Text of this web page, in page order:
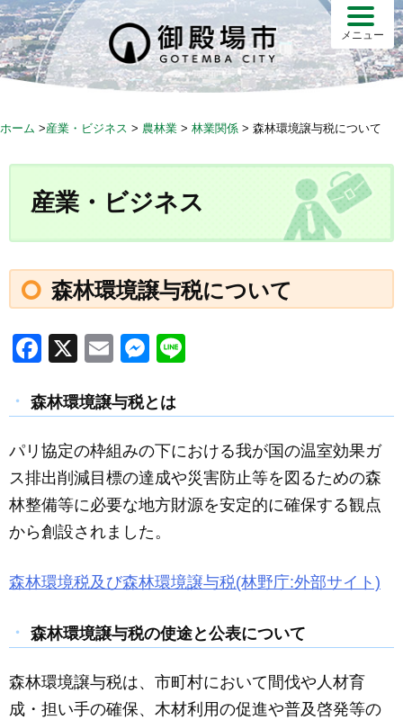
S
k
i
p
メニュー
ホーム >産業・ビジネス > 農林業 > 林業関係 > 森林環境譲与税について
産業・ビジネス
森林環境譲与税について
F
c
e
b
o
o
k
X
E
ail
M
ss
n
g
er
森林環境譲与税とは
パリ協定の枠組みの下における我が国の温室効果ガ
ス排出削減目標の達成や災害防止等を図るための森
林整備等に必要な地方財源を安定的に確保する観点
から創設されました。
森林環境税及び森林環境譲与税(林野庁:外部サイト)
森林環境譲与税の使途と公表について
森林環境譲与税は、市町村において間伐や人材育
成・担い手の確保、木材利用の促進や普及啓発等の